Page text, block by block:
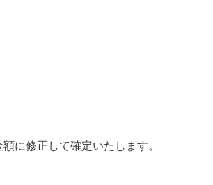
に修正して確定いたします。